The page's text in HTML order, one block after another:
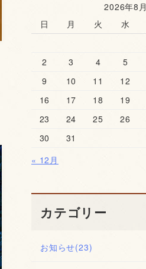
2026年8月
日
月 火 水
2
3 4 5
9
10 11 12
16
17 18 19
23
24 25 26
30
31
« 12月
カテゴリー
お知らせ(23)